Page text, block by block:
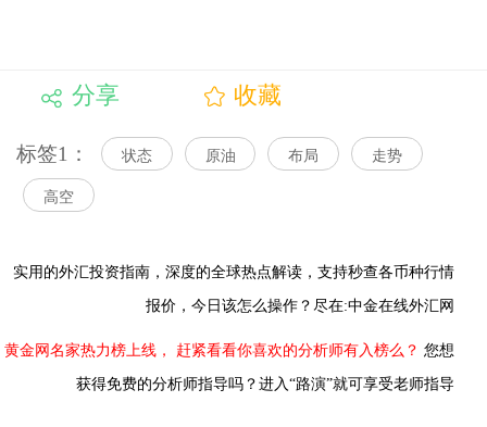
分享 收藏
标签1： 状态 原油 布局 走势
高空
实用的外汇投资指南， 深度的全球热点解读， 支持秒查各币种行情
报价，今日该怎么操作？尽在:中金在线外汇网
黄金网名家热力榜上线， 赶紧看看你喜欢的分析师有入榜么？ 您想
获得免费的分析师指导吗？进入“路演”就可享受老师指导